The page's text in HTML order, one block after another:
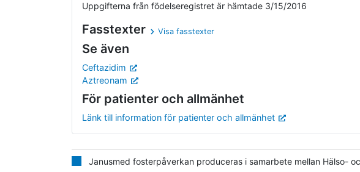
Uppgifterna från födelseregistret är hämtade 3/15/2016
Fasstexter Visa fasstexter
Se även
Ceftazidim
Aztreonam
För patienter och allmänhet
Länk till information för patienter och allmänhet
Janusmed fosterpåverkan produceras i samarbete mellan Hälso-